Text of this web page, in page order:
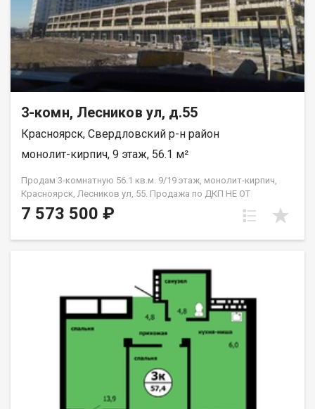
3-комн, Лесников ул, д.55
Красноярск, Свердловский р-н район
монолит-кирпич, 9 этаж, 56.1 м²
Продам 3-комнатную 56.1 кв.м. 9/19 этаж, монолит-кирпич,
Красноярск, Лесников ул, 55. Продажа по ДКП НЕ ОТ
ЗАСТРОЙЩИКА
7 573 500 ₽